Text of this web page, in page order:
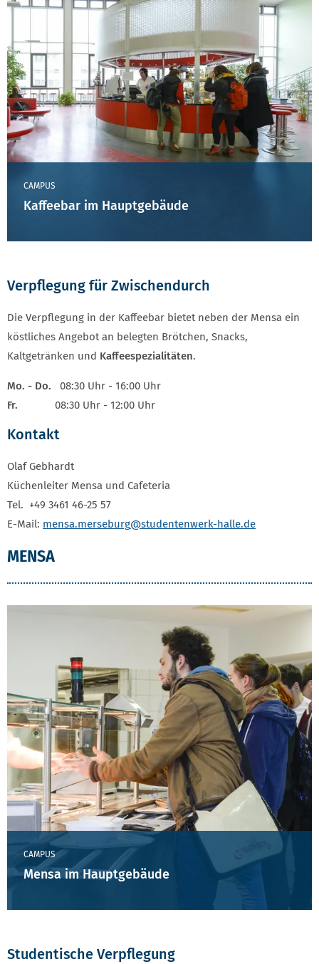
CAMPUS
Kaffeebar im Hauptgebäude
Verpflegung für Zwischendurch
Die Verpflegung in der Kaffeebar bietet neben der Mensa ein
köstliches Angebot an belegten Brötchen, Snacks,
Kaltgetränken und Kaffeespezialitäten.
Mo. - Do.
08:30 Uhr - 16:00 Uhr
Fr. 08:30 Uhr - 12:00 Uhr
Kontakt
Olaf Gebhardt
Küchenleiter Mensa und Cafeteria
Tel. +49 3461 46-25 57
E-Mail: mensa.merseburg@studentenwerk-halle.de
MENSA
CAMPUS
Mensa im Hauptgebäude
Studentische Verpflegung